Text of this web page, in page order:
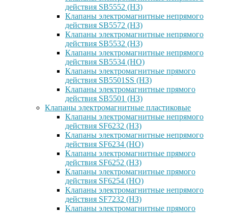
действия SB5552 (НЗ)
Клапаны электромагнитные непрямого
действия SB5572 (НЗ)
Клапаны электромагнитные непрямого
действия SB5532 (НЗ)
Клапаны электромагнитные непрямого
действия SB5534 (НО)
Клапаны электромагнитные прямого
действия SB5501SS (НЗ)
Клапаны электромагнитные прямого
действия SB5501 (НЗ)
Клапаны электромагнитные пластиковые
Клапаны электромагнитные непрямого
действия SF6232 (НЗ)
Клапаны электромагнитные непрямого
действия SF6234 (НО)
Клапаны электромагнитные прямого
действия SF6252 (НЗ)
Клапаны электромагнитные прямого
действия SF6254 (НО)
Клапаны электромагнитные непрямого
действия SF7232 (НЗ)
Клапаны электромагнитные прямого